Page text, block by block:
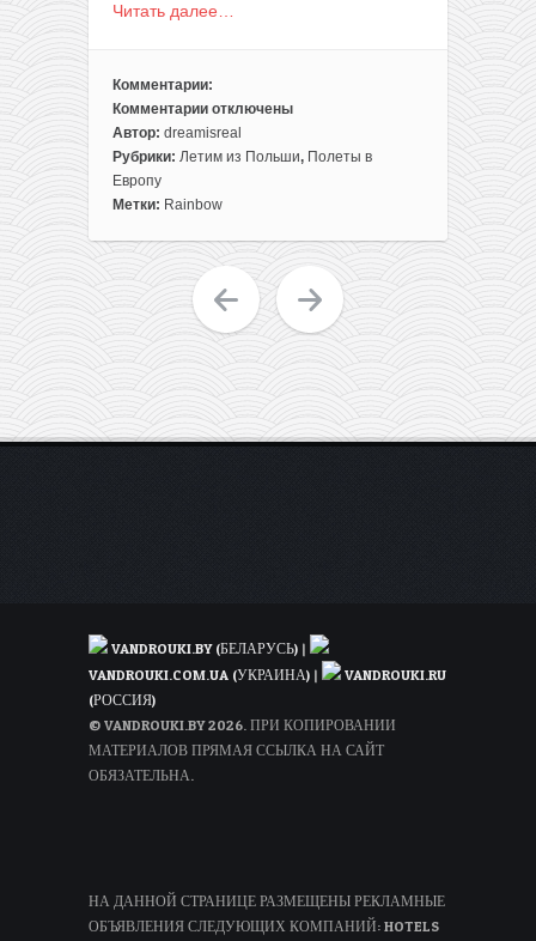
Читать далее…
Комментарии:
Комментарии
к
записи
Авиабилеты
из
на
Мальту
всего
обратно
(с
багажом)
отключены
Автор: dreamisreal
Рубрики: Летим из Польши, Полеты в
Европу
Метки: Rainbow
VANDROUKI.BY (БЕЛАРУСЬ) |
VANDROUKI.COM.UA (УКРАИНА) |
VANDROUKI.RU
(РОССИЯ)
© VANDROUKI.BY 2026. ПРИ КОПИРОВАНИИ
МАТЕРИАЛОВ ПРЯМАЯ ССЫЛКА НА САЙТ
ОБЯЗАТЕЛЬНА.
НА ДАННОЙ СТРАНИЦЕ РАЗМЕЩЕНЫ РЕКЛАМНЫЕ
ОБЪЯВЛЕНИЯ СЛЕДУЮЩИХ КОМПАНИЙ: HOTELS